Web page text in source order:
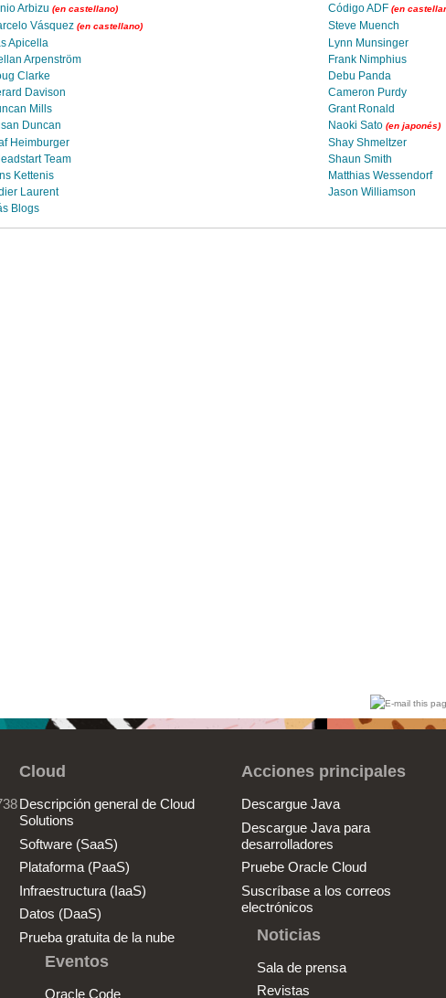
Arbizu (en castellano) Código ADF (en
Vásquez (en castellano)
Steve Muench
Apicella
Lynn Munsinger
Arpenström
Frank Nimphius
Clarke
Debu Panda
Davison
Cameron Purdy
Mills
Grant Ronald
Duncan
Naoki Sato (en japonés)
Heimburger
Shay Shmeltzer
Team
Shaun Smith
Kettenis
Matthias Wessendorf
Laurent
Jason Williamson
Blogs
Cloud
Descripción general de Cloud
Solutions
Software (SaaS)
Plataforma (PaaS)
Infraestructura (IaaS)
Datos (DaaS)
Prueba gratuita de la nube
Eventos
Oracle Code
Acciones principales
Descargue Java
Descargue Java para
desarrolladores
Pruebe Oracle Cloud
Suscríbase a los correos
electrónicos
Noticias
Sala de prensa
Revistas